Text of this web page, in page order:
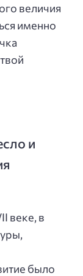
величия
именно
и
веке, в
было